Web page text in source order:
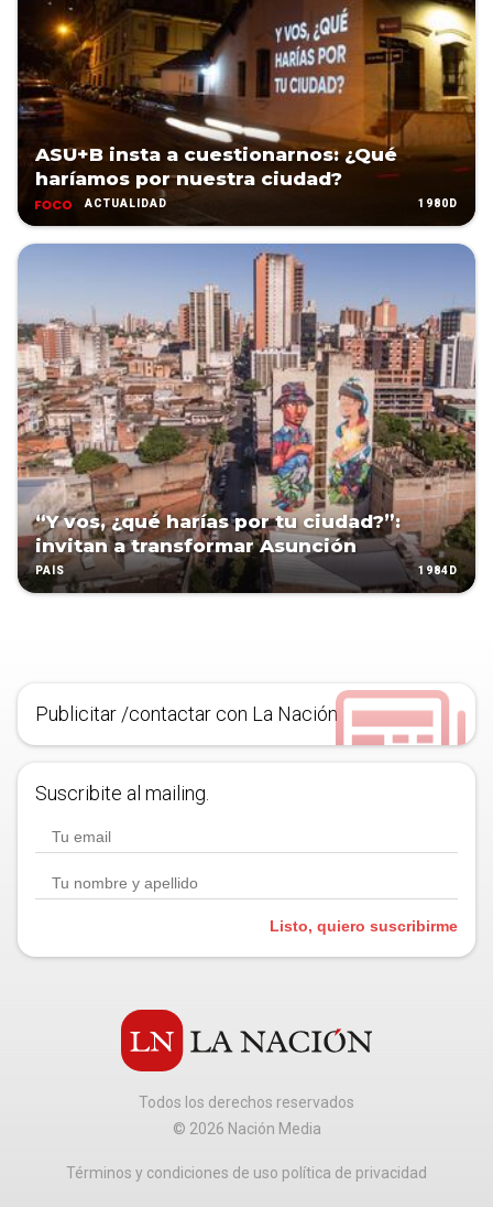
ASU+B insta a cuestionarnos: ¿Qué
haríamos por nuestra ciudad?
ACTUALIDAD 1980D
“Y vos, ¿qué harías por tu ciudad?”:
invitan a transformar Asunción
PAÍS 1984D
Publicitar /contactar con La Nación
Suscribite al mailing.
Listo, quiero suscribirme
Todos los derechos reservados
© 2026 Nación Media
Términos y condiciones de uso política de privacidad